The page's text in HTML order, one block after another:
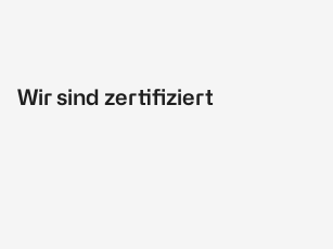
Wir sind zertifiziert